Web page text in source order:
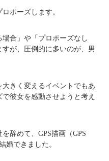
ポーズします。
合」や「プロポーズなし
が、圧倒的に多いのが、男
きく変えるイベントでもあ
彼女を感動させようと考え
辞めて、GPS描画（GPS
婚できました。